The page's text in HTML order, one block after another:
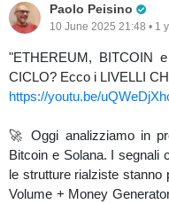
Paolo Peisino
10 June 2025 21:48 • 1
"ETHEREUM, BITCOIN
CICLO? Ecco i LIVELLI
https://youtu.be/
🚀 Oggi analizziamo in
Bitcoin e Solana. I segnali
le strutture rialziste stanno
Volume + Money